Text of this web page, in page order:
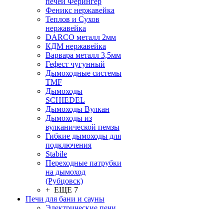
Феникс нержавейка
Теплов и Сухов
нержавейка
DARCO металл 2мм
КДМ нержавейка
Варвара металл 3,5мм
Гефест чугунный
Дымоходные системы
TMF
Дымоходы
SCHIEDEL
Дымоходы Вулкан
Дымоходы из
вулканической пемзы
Гибкие дымоходы для
подключения
Stabile
Переходные патрубки
на дымоход
(Рубцовск)
+ ЕЩЕ 7
Печи для бани и сауны